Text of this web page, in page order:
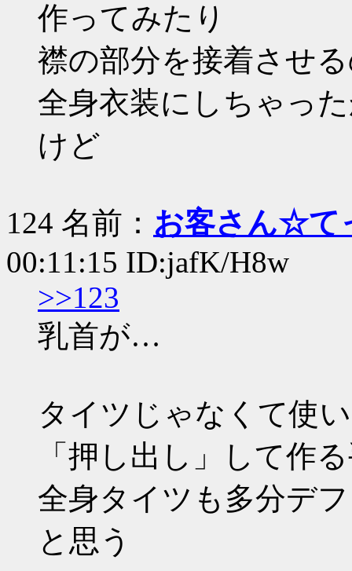
作ってみたり
襟の部分を接着させ
全身衣装にしちゃっ
けど
124 名前： お客さん☆て
00:11:15 ID:jafK/H8w
>>123
乳首が…
タイツじゃなくて使
「押し出し」して作
全身タイツも多分デ
と思う